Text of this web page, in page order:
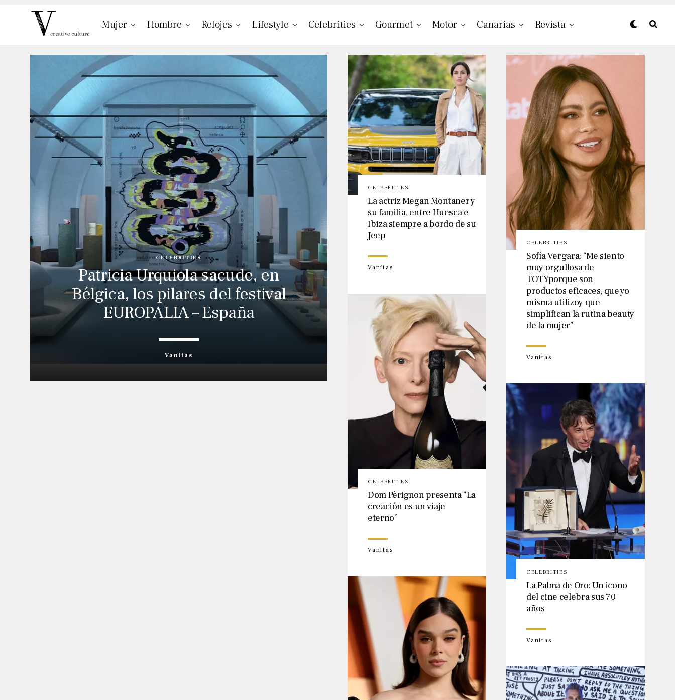
Mujer Hombre Relojes Lifestyle Celebrities Gourmet Motor Canarias Revista
CELEBRITIES
Patricia Urquiola sacude, en
Bélgica, los pilares del festival
EUROPALIA – España
Vanitas
CELEBRITIES
La actriz Megan Montaner y
su familia, entre Huesca e
Ibiza siempre a bordo de su
Jeep
Vanitas
CELEBRITIES
Sofía Vergara: “Me siento
muy orgullosa de
TOTYporque son
productos eficaces, que yo
misma utilizoy que
simplifican la rutina beauty
de la mujer”
Vanitas
CELEBRITIES
Dom Pérignon presenta “La
creación es un viaje
eterno”
Vanitas
CELEBRITIES
La Palma de Oro: Un icono
del cine celebra sus 70
años
Vanitas